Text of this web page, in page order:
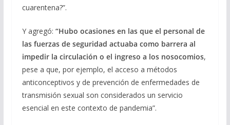
cuarentena?”.
Y agregó: “Hubo ocasiones en las que el personal de
las fuerzas de seguridad actuaba como barrera al
impedir la circulación o el ingreso a los nosocomios,
pese a que, por ejemplo, el acceso a métodos
anticonceptivos y de prevención de enfermedades de
transmisión sexual son considerados un servicio
esencial en este contexto de pandemia”.